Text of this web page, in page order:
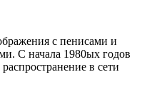
с пенисами и
С начала 1980ых годов
в сети